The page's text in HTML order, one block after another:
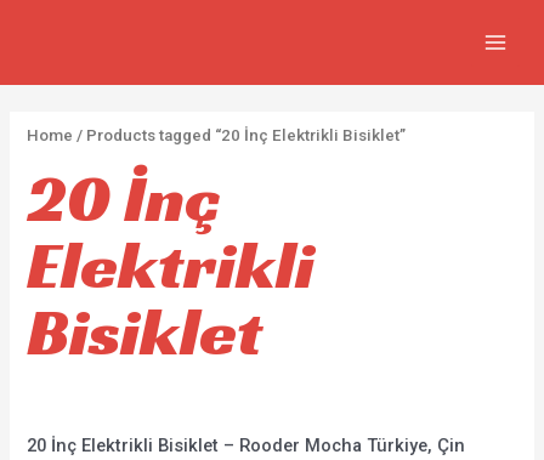
r
u
c
t
0
u
r
u
c
t
r
t
Home / Products tagged “20 İnç Elektrikli Bisiklet”
20 İnç
Elektrikli
Bisiklet
20 İnç Elektrikli Bisiklet – Rooder Mocha Türkiye, Çin